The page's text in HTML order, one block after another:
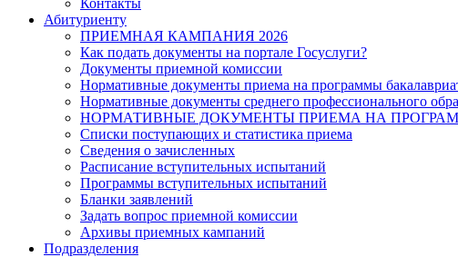
Контакты
Абитуриенту
ПРИЕМНАЯ КАМПАНИЯ 2026
Как подать документы на портале Госуслуги?
Документы приемной комиссии
Нормативные документы приема на программы
Нормативные документы среднего профессионального
НОРМАТИВНЫЕ ДОКУМЕНТЫ ПРИЕМА НА
Списки поступающих и статистика приема
Сведения о зачисленных
Расписание вступительных испытаний
Программы вступительных испытаний
Бланки заявлений
Задать вопрос приемной комиссии
Архивы приемных кампаний
Подразделения